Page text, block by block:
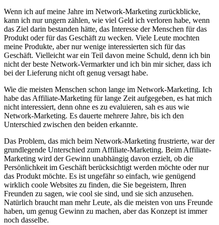
Wenn ich auf meine Jahre im Network-Marketing zurückblicke,
kann ich nur ungern zählen, wie viel Geld ich verloren habe, wenn
das Ziel darin bestanden hätte, das Interesse der Menschen für das
Produkt oder für das Geschäft zu wecken. Viele Leute mochten
meine Produkte, aber nur wenige interessierten sich für das
Geschäft. Vielleicht war ein Teil davon meine Schuld, denn ich bin
nicht der beste Network-Vermarkter und ich bin mir sicher, dass ich
bei der Lieferung nicht oft genug versagt habe.
Wie die meisten Menschen schon lange im Network-Marketing. Ich
habe das Affiliate-Marketing für lange Zeit aufgegeben, es hat mich
nicht interessiert, denn ohne es zu evaluieren, sah es aus wie
Network-Marketing. Es dauerte mehrere Jahre, bis ich den
Unterschied zwischen den beiden erkannte.
Das Problem, das mich beim Network-Marketing frustrierte, war der
grundlegende Unterschied zum Affiliate-Marketing. Beim Affiliate-
Marketing wird der Gewinn unabhängig davon erzielt, ob die
Persönlichkeit im Geschäft berücksichtigt werden möchte oder nur
das Produkt möchte. Es ist ungefähr so ​​einfach, wie genügend
wirklich coole Websites zu finden, die Sie begeistern, Ihren
Freunden zu sagen, wie cool sie sind, und sie sich anzusehen.
Natürlich braucht man mehr Leute, als die meisten von uns Freunde
haben, um genug Gewinn zu machen, aber das Konzept ist immer
noch dasselbe.